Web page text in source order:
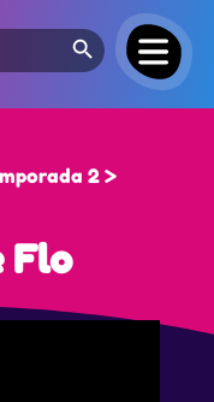
Search Button
2 >
Flo